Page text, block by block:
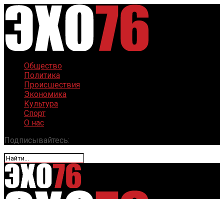
Общество
Политика
Происшествия
Экономика
Культура
Спорт
О нас
Подписывайтесь: